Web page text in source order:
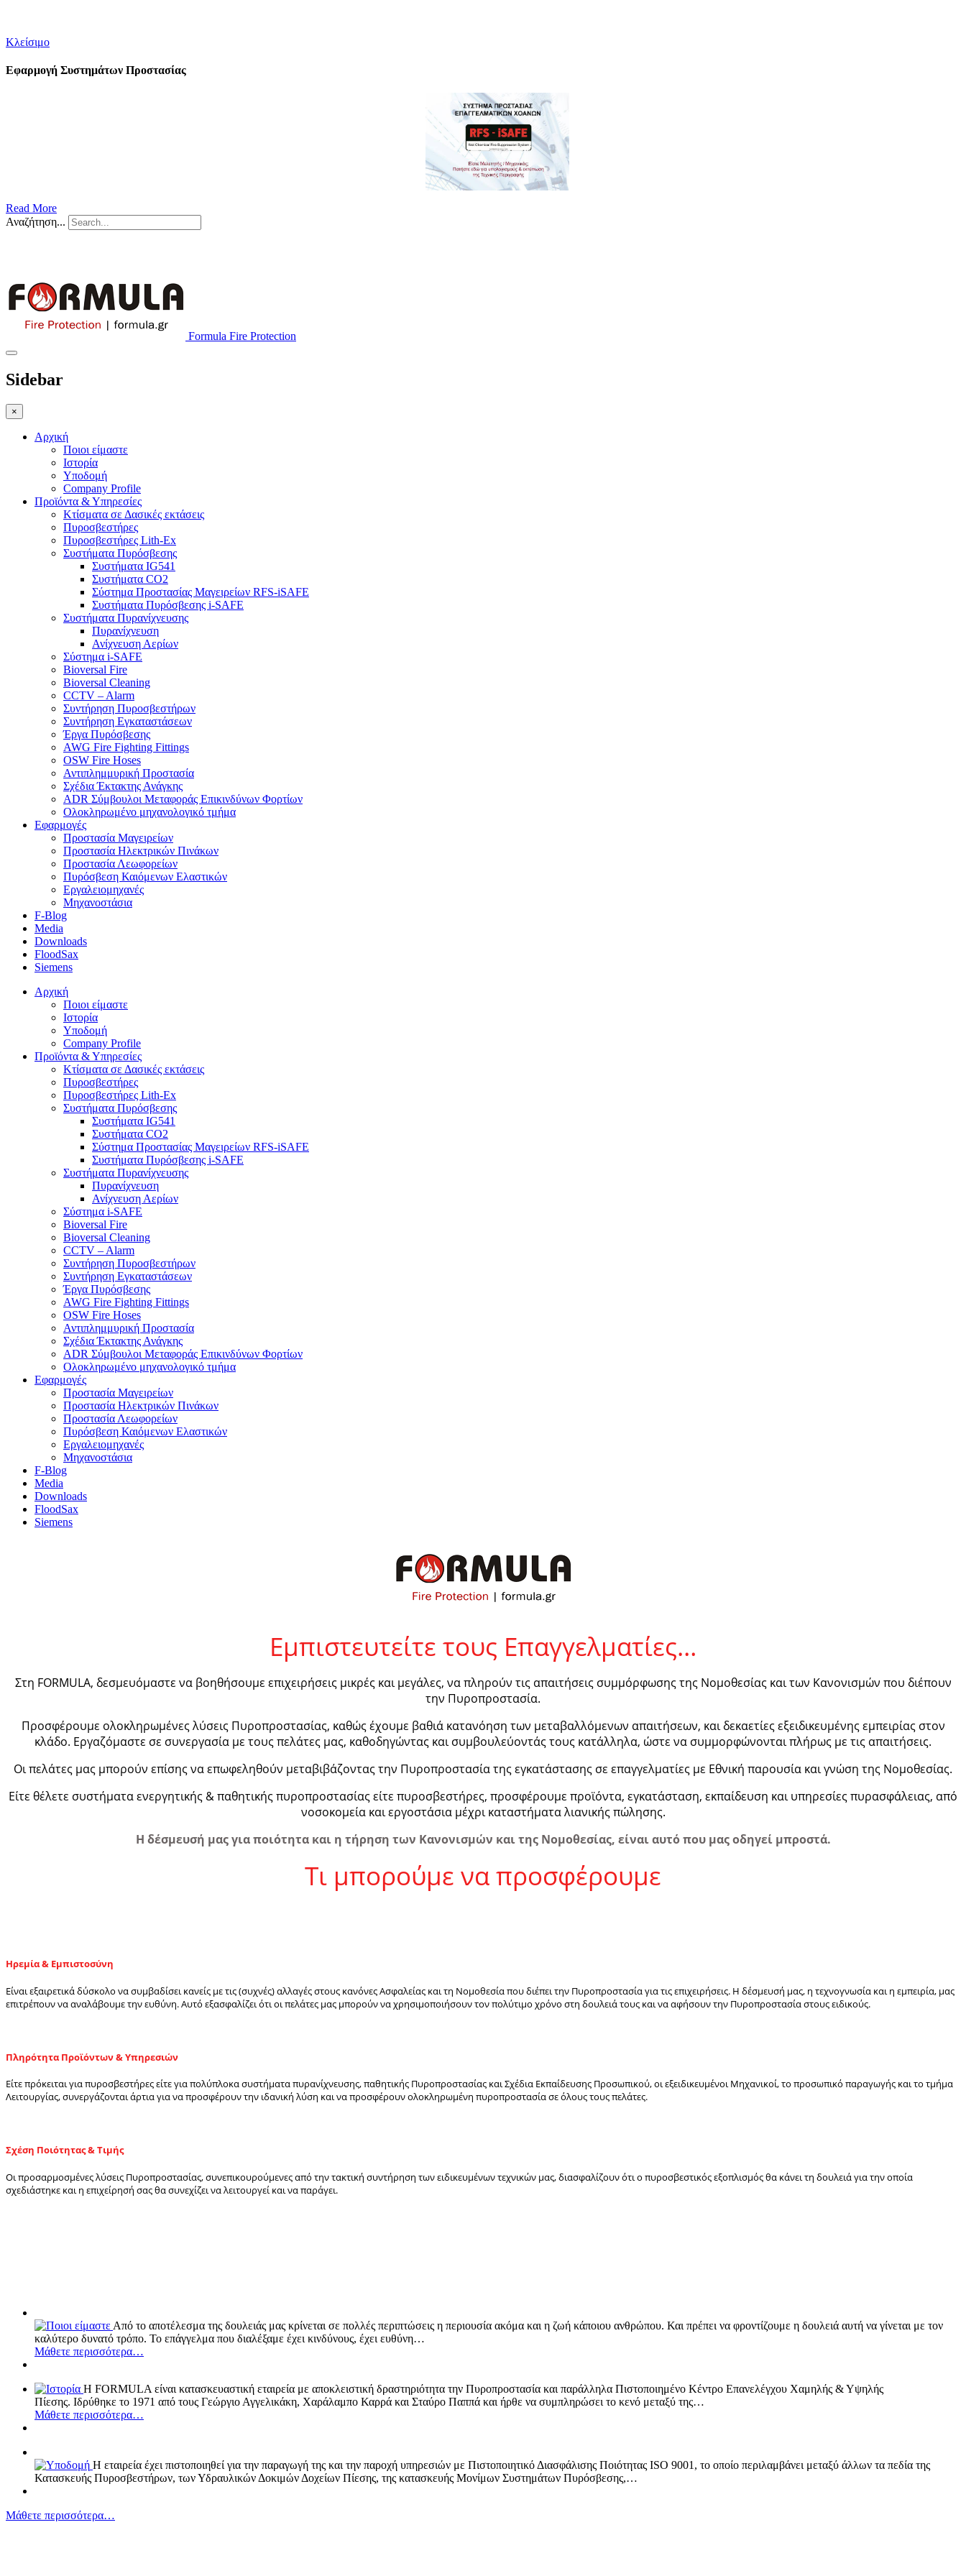
Κλείσιμο
Εφαρμογή Συστημάτων Προστασίας
Read More
Αναζήτηση...
Formula Fire Protection
Sidebar
×
Αρχική
Ποιοι είμαστε
Ιστορία
Υποδομή
Company Profile
Προϊόντα & Υπηρεσίες
Κτίσματα σε Δασικές εκτάσεις
Πυροσβεστήρες
Πυροσβεστήρες Lith-Ex
Συστήματα Πυρόσβεσης
Συστήματα IG541
Συστήματα CO2
Σύστημα Προστασίας Μαγειρείων RFS-iSAFE
Συστήματα Πυρόσβεσης i-SAFE
Συστήματα Πυρανίχνευσης
Πυρανίχνευση
Ανίχνευση Αερίων
Σύστημα i-SAFE
Bioversal Fire
Bioversal Cleaning
CCTV – Alarm
Συντήρηση Πυροσβεστήρων
Συντήρηση Εγκαταστάσεων
Έργα Πυρόσβεσης
AWG Fire Fighting Fittings
OSW Fire Hoses
Αντιπλημμυρική Προστασία
Σχέδια Έκτακτης Ανάγκης
ADR Σύμβουλοι Μεταφοράς Επικινδύνων Φορτίων
Ολοκληρωμένο μηχανολογικό τμήμα
Εφαρμογές
Προστασία Μαγειρείων
Προστασία Ηλεκτρικών Πινάκων
Προστασία Λεωφορείων
Πυρόσβεση Καιόμενων Ελαστικών
Εργαλειομηχανές
Μηχανοστάσια
F-Blog
Media
Downloads
FloodSax
Siemens
Αρχική
Ποιοι είμαστε
Ιστορία
Υποδομή
Company Profile
Προϊόντα & Υπηρεσίες
Κτίσματα σε Δασικές εκτάσεις
Πυροσβεστήρες
Πυροσβεστήρες Lith-Ex
Συστήματα Πυρόσβεσης
Συστήματα IG541
Συστήματα CO2
Σύστημα Προστασίας Μαγειρείων RFS-iSAFE
Συστήματα Πυρόσβεσης i-SAFE
Συστήματα Πυρανίχνευσης
Πυρανίχνευση
Ανίχνευση Αερίων
Σύστημα i-SAFE
Bioversal Fire
Bioversal Cleaning
CCTV – Alarm
Συντήρηση Πυροσβεστήρων
Συντήρηση Εγκαταστάσεων
Έργα Πυρόσβεσης
AWG Fire Fighting Fittings
OSW Fire Hoses
Αντιπλημμυρική Προστασία
Σχέδια Έκτακτης Ανάγκης
ADR Σύμβουλοι Μεταφοράς Επικινδύνων Φορτίων
Ολοκληρωμένο μηχανολογικό τμήμα
Εφαρμογές
Προστασία Μαγειρείων
Προστασία Ηλεκτρικών Πινάκων
Προστασία Λεωφορείων
Πυρόσβεση Καιόμενων Ελαστικών
Εργαλειομηχανές
Μηχανοστάσια
F-Blog
Media
Downloads
FloodSax
Siemens
Εμπιστευτείτε τους Επαγγελματίες…
Στη FORMULA, δεσμευόμαστε να βοηθήσουμε επιχειρήσεις μικρές και μεγάλες, να πληρούν τις απαιτήσεις συμμόρφωσης της Νομοθεσίας και των Κανονισμών που διέπουν
την Πυροπροστασία.
Προσφέρουμε ολοκληρωμένες λύσεις Πυροπροστασίας, καθώς έχουμε βαθιά κατανόηση των μεταβαλλόμενων απαιτήσεων, και δεκαετίες εξειδικευμένης εμπειρίας στον
κλάδο. Εργαζόμαστε σε συνεργασία με τους πελάτες μας, καθοδηγώντας και συμβουλεύοντάς τους κατάλληλα, ώστε να συμμορφώνονται πλήρως με τις απαιτήσεις.
Οι πελάτες μας μπορούν επίσης να επωφεληθούν μεταβιβάζοντας την Πυροπροστασία της εγκατάστασης σε επαγγελματίες με Εθνική παρουσία και γνώση της Νομοθεσίας.
Είτε θέλετε συστήματα ενεργητικής & παθητικής πυροπροστασίας είτε πυροσβεστήρες, προσφέρουμε προϊόντα, εγκατάσταση, εκπαίδευση και υπηρεσίες πυρασφάλειας, από
νοσοκομεία και εργοστάσια μέχρι καταστήματα λιανικής πώλησης.
Η δέσμευσή μας για ποιότητα και η τήρηση των Κανονισμών και της Νομοθεσίας, είναι αυτό που μας οδηγεί μπροστά.
Τι μπορούμε να προσφέρουμε
Ηρεμία & Εμπιστοσύνη
Είναι εξαιρετικά δύσκολο να συμβαδίσει κανείς με τις (συχνές) αλλαγές στους κανόνες Ασφαλείας και τη Νομοθεσία που διέπει την Πυροπροστασία για τις επιχειρήσεις. Η δέσμευσή μας, η τεχνογνωσία και η εμπειρία, μας
επιτρέπουν να αναλάβουμε την ευθύνη. Αυτό εξασφαλίζει ότι οι πελάτες μας μπορούν να χρησιμοποιήσουν τον πολύτιμο χρόνο στη δουλειά τους και να αφήσουν την Πυροπροστασία στους ειδικούς.
Πληρότητα Προϊόντων & Υπηρεσιών
Είτε πρόκειται για πυροσβεστήρες είτε για πολύπλοκα συστήματα πυρανίχνευσης, παθητικής Πυροπροστασίας και Σχέδια Εκπαίδευσης Προσωπικού, οι εξειδικευμένοι Μηχανικοί, το προσωπικό παραγωγής και το τμήμα
Λειτουργίας, συνεργάζονται άρτια για να προσφέρουν την ιδανική λύση και να προσφέρουν ολοκληρωμένη πυροπροστασία σε όλους τους πελάτες.
Σχέση Ποιότητας & Τιμής
Οι προσαρμοσμένες λύσεις Πυροπροστασίας, συνεπικουρούμενες από την τακτική συντήρηση των ειδικευμένων τεχνικών μας, διασφαλίζουν ότι ο πυροσβεστικός εξοπλισμός θα κάνει τη δουλειά για την οποία
σχεδιάστηκε και η επιχείρησή σας θα συνεχίζει να λειτουργεί και να παράγει.
Από το αποτέλεσμα της δουλειάς μας κρίνεται σε πολλές περιπτώσεις η περιουσία ακόμα και η ζωή κάποιου ανθρώπου. Και πρέπει να φροντίζουμε η δουλειά αυτή να γίνεται με τον
καλύτερο δυνατό τρόπο. Το επάγγελμα που διαλέξαμε έχει κινδύνους, έχει ευθύνη…
Μάθετε περισσότερα…
Η FORMULA είναι κατασκευαστική εταιρεία με αποκλειστική δραστηριότητα την Πυροπροστασία και παράλληλα Πιστοποιημένο Κέντρο Επανελέγχου Χαμηλής & Υψηλής
Πίεσης. Ιδρύθηκε το 1971 από τους Γεώργιο Αγγελικάκη, Χαράλαμπο Καρρά και Σταύρο Παππά και ήρθε να συμπληρώσει το κενό μεταξύ της…
Μάθετε περισσότερα…
Η εταιρεία έχει πιστοποιηθεί για την παραγωγή της και την παροχή υπηρεσιών με Πιστοποιητικό Διασφάλισης Ποιότητας ISO 9001, το οποίο περιλαμβάνει μεταξύ άλλων τα πεδία της
Κατασκευής Πυροσβεστήρων, των Υδραυλικών Δοκιμών Δοχείων Πίεσης, της κατασκευής Μονίμων Συστημάτων Πυρόσβεσης,…
Μάθετε περισσότερα…